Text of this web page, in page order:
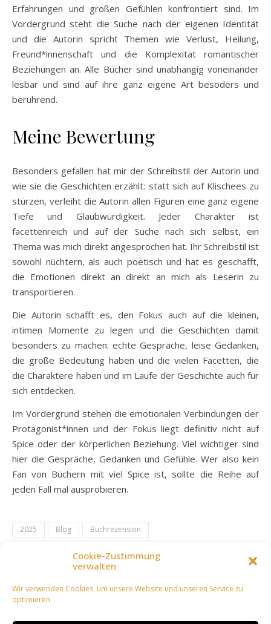
Cookie-Zustimmung
verwalten
Wir verwenden Cookies, um unsere Website und unseren Service zu
optimieren.
Erfahrungen und großen Gefühlen konfrontiert sind. Im
Vordergrund steht die Suche nach der eigenen Identität
und die Autorin spricht Themen wie Verlust, Heilung,
Freund*innenschaft und die Komplexität romantischer
Beziehungen an. Alle Bücher sind unabhängig voneinander
lesbar und sind auf ihre ganz eigene Art besoders und
berührend.
Meine Bewertung
Besonders gefallen hat mir der Schreibstil der Autorin und
wie sie die Geschichten erzählt: statt sich auf Klischees zu
stürzen, verleiht die Autorin allen Figuren eine ganz eigene
Tiefe und Glaubwürdigkeit. Jeder Charakter ist
facettenreich und auf der Suche nach sich selbst, ein
Thema was mich direkt angesprochen hat. Ihr Schreibstil ist
sowohl nüchtern, als auch poetisch und hat es geschafft,
die Emotionen direkt an direkt an mich als Leserin zu
transportieren.
Die Autorin schafft es, den Fokus auch auf die kleinen,
intimen Momente zu legen und die Geschichten damit
besonders zu machen: echte Gespräche, leise Gedanken,
die große Bedeutung haben und die vielen Facetten, die
die Charaktere haben und im Laufe der Geschichte auch für
sich entdecken.
Im Vordergrund stehen die emotionalen Verbindungen der
Protagonist*innen und der Fokus liegt definitiv nicht auf
Spice oder der körperlichen Beziehung. Viel wichtiger sind
hier die Gespräche, Gedanken und Gefühle. Wer also kein
Fan von Büchern mit viel Spice ist, sollte die Reihe auf
jeden Fall mal ausprobieren.
2025 Blog Buchrezension